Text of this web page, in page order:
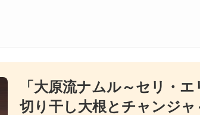
「大原流ナムル～セリ・エ
切り干し大根とチャンジャ